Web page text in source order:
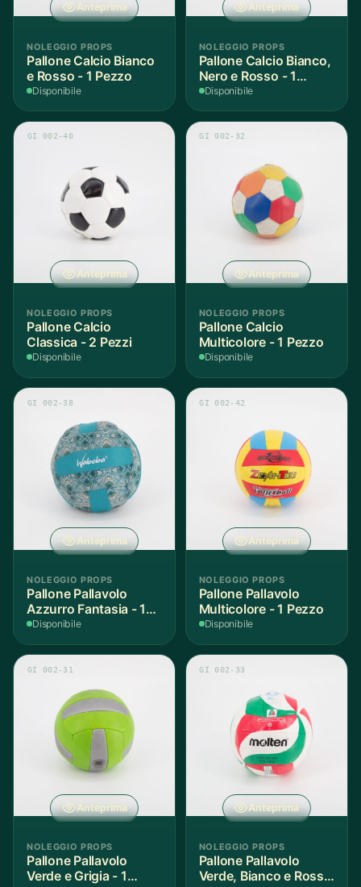
Anteprima
NOLEGGIO PROPS
Pallone Calcio Bianco
e Rosso - 1 Pezzo
Disponibile
Anteprima
NOLEGGIO PROPS
Pallone Calcio Bianco,
Nero e Rosso - 1
Pezzo
Disponibile
Anteprima
GI 002-40
NOLEGGIO PROPS
Pallone Calcio
Classica - 2 Pezzi
Disponibile
Anteprima
GI 002-32
NOLEGGIO PROPS
Pallone Calcio
Multicolore - 1 Pezzo
Disponibile
Anteprima
GI 002-38
NOLEGGIO PROPS
Pallone Pallavolo
Azzurro Fantasia - 1
Pezzo
Disponibile
Anteprima
GI 002-42
NOLEGGIO PROPS
Pallone Pallavolo
Multicolore - 1 Pezzo
Disponibile
Anteprima
GI 002-31
NOLEGGIO PROPS
Pallone Pallavolo
Verde e Grigia - 1
Anteprima
GI 002-33
NOLEGGIO PROPS
Pallone Pallavolo
Verde, Bianco e Rosso